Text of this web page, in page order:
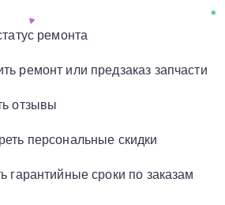
ремонта
ремонт или предзаказ запчасти
отзывы
персональные скидки
гарантийные сроки по заказам